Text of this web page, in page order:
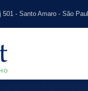
- Santo Amaro - São